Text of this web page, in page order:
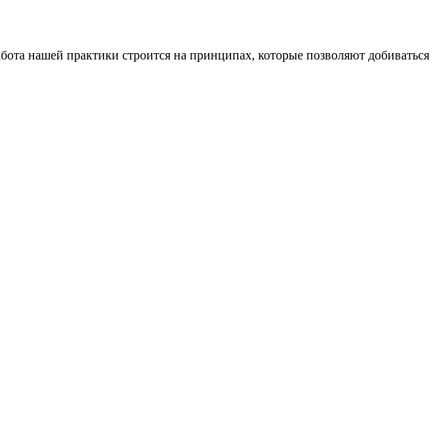
нашей практики строится на принципах, которые позволяют добиваться